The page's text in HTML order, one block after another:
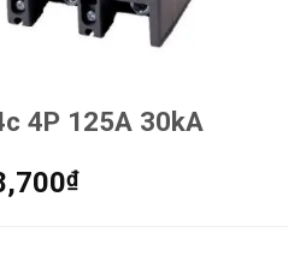
4P 125A 30kA
₫Giá